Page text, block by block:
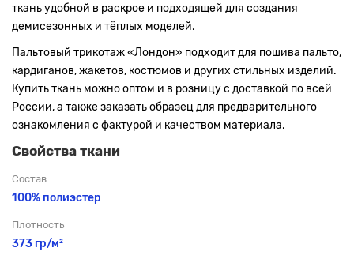
ткань удобной в раскрое и подходящей для создания
демисезонных и тёплых моделей.
Пальтовый трикотаж «Лондон» подходит для пошива пальто,
кардиганов, жакетов, костюмов и других стильных изделий.
Купить ткань можно оптом и в розницу с доставкой по всей
России, а также заказать образец для предварительного
ознакомления с фактурой и качеством материала.
Свойства ткани
Состав
100% полиэстер
Плотность
373 гр/м²